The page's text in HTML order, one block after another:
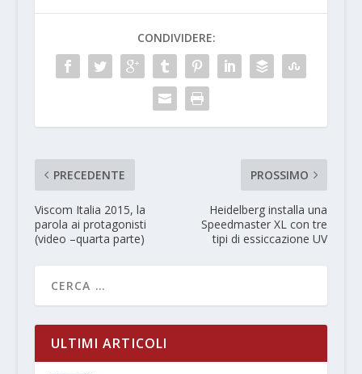
CONDIVIDERE:
PRECEDENTE
Viscom Italia 2015, la
parola ai protagonisti
(video –quarta parte)
PROSSIMO
Heidelberg installa una
Speedmaster XL con tre
tipi di essiccazione UV
ULTIMI ARTICOLI